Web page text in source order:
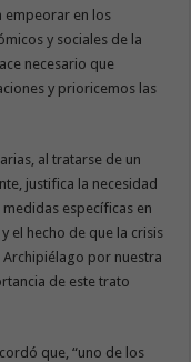
empeorar en los
y sociales de la
necesario que
y prioricemos las
al tratarse de un
justifica la necesidad
específicas en
el hecho de que la crisis
por nuestra
de este trato
que, “uno de los